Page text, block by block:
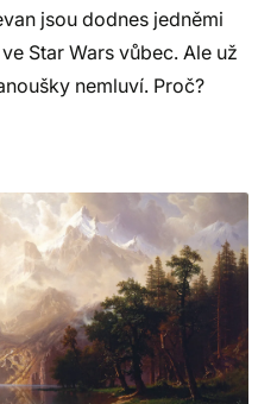
jsou dodnes jedněmi
Star Wars vůbec. Ale už
nemluví. Proč?